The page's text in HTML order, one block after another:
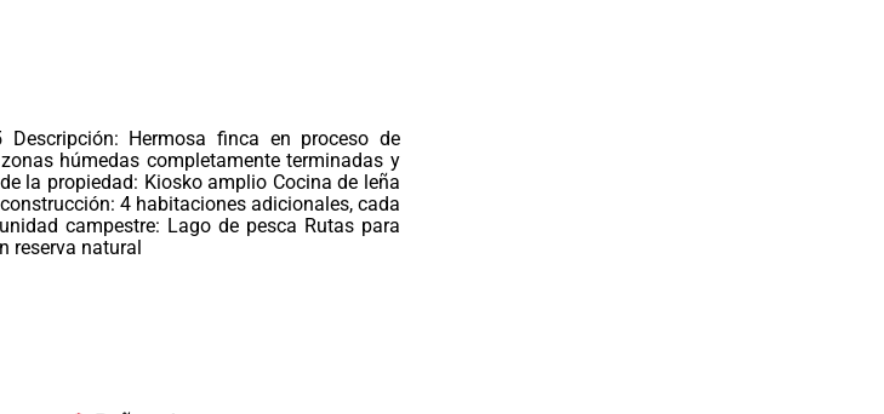
Hermosa finca en proceso de
húmedas completamente terminadas y
la propiedad: Kiosko amplio Cocina de leña
4 habitaciones adicionales, cada
campestre: Lago de pesca Rutas para
reserva natural